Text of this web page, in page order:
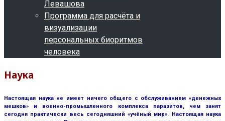
Левашова
Программа для расчёта и
визуализации
персональных биоритмов
человека
Наука
Настоящая наука не имеет ничего общего с обслуживанием «денежных
мешков» и военно-промышленного комплекса паразитов, чем занят
сегодня практически весь сегодняшний «учёный мир». Настоящая наука